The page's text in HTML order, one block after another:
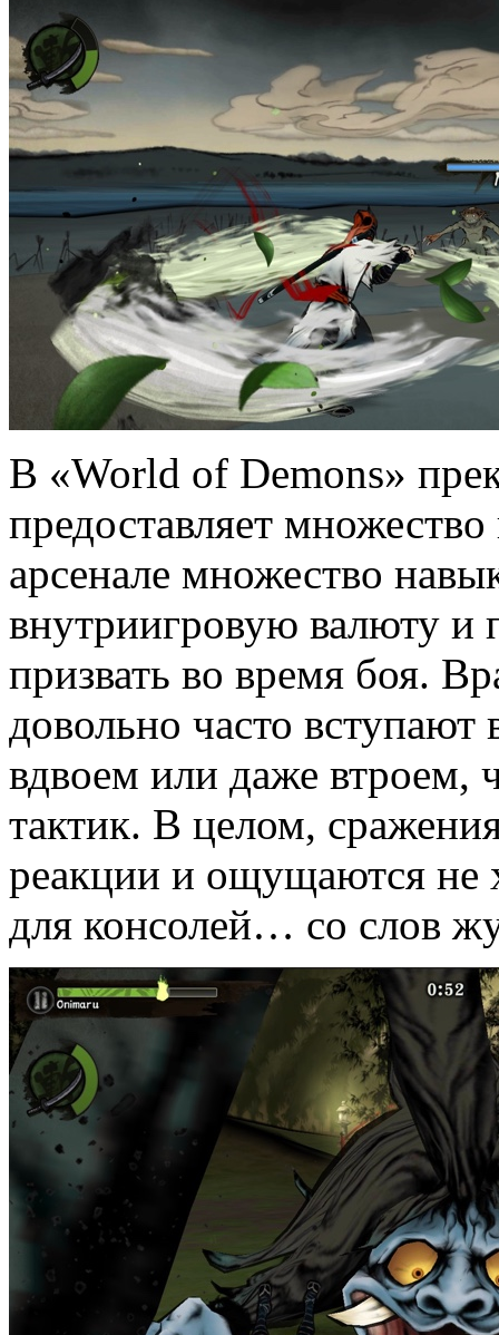
В «World of Demons»
предоставляет
арсенале множество
внутриигровую валюту
призвать во время боя.
довольно часто вступают
вдвоем или даже втроем,
тактик. В целом,
реакции и ощущаются не
для консолей… со слов